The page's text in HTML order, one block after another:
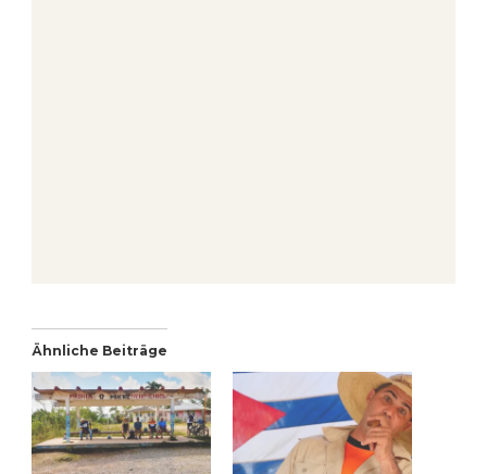
Ähnliche Beiträge